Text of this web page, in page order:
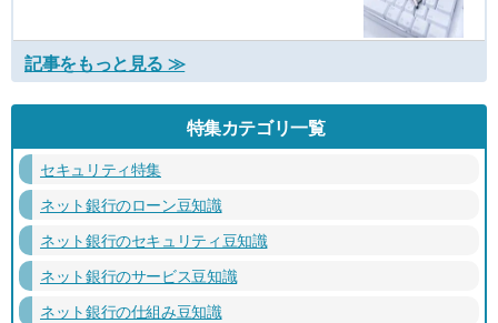
記事をもっと見る ≫
特集カテゴリ一覧
セキュリティ特集
ネット銀行のローン豆知識
ネット銀行のセキュリティ豆知識
ネット銀行のサービス豆知識
ネット銀行の仕組み豆知識